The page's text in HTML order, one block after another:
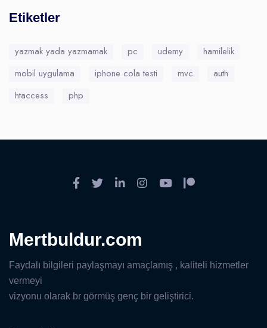
Etiketler
yazmak yada yazmamak pc udemy
hamilelik
mobil uygulama
iphone cola testi mvc
auth
htaccess
php
Mertbuldur.com
Faydalı bilgileri paylaşmayı amaçlamış , kaliteli hizmetler
vermeyi
vizyonu olarak br görmüş genç bir geliştirici.